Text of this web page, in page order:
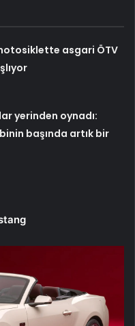
asgari ÖTV
yerinden oynadı:
başında artık bir